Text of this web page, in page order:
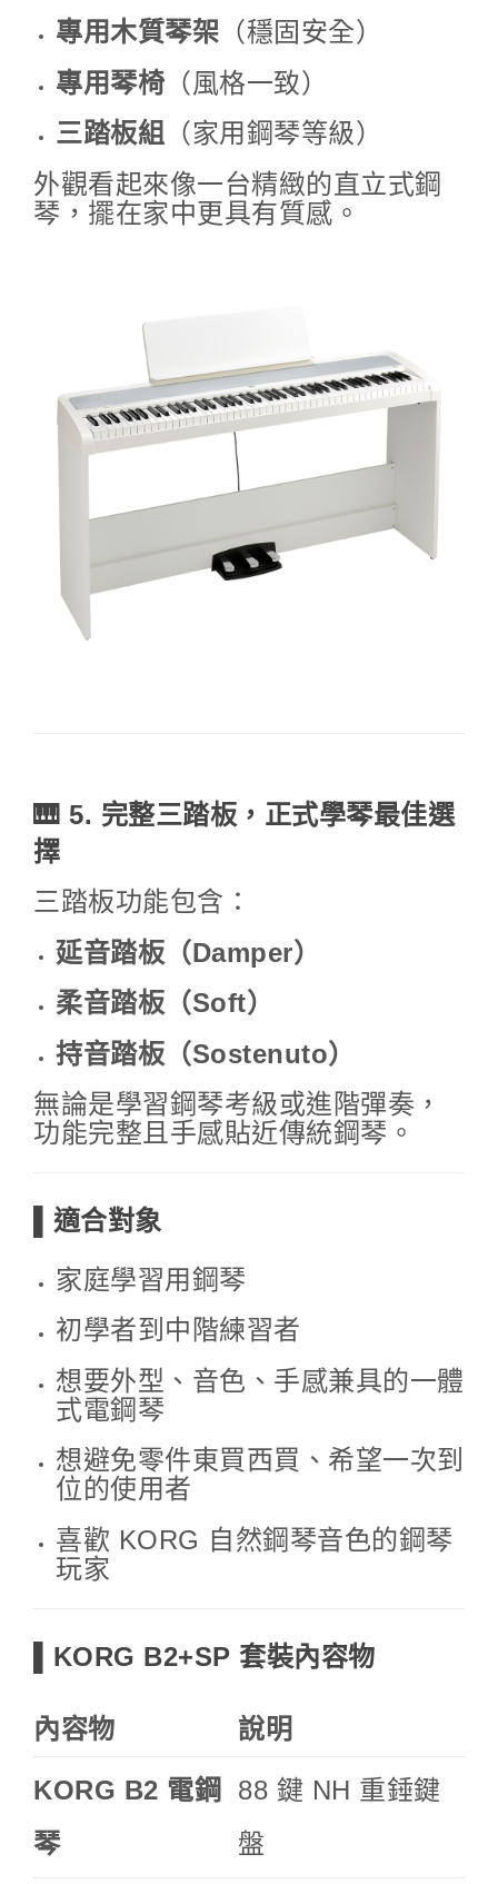
專用木質琴架 （穩固安全）
專用琴椅 （風格一致）
三踏板組 （家用鋼琴等級）
外觀看起來像一台精緻的直立式鋼
琴，擺在家中更具有質感。
🎹 5. 完整三踏板，正式學琴最佳選
擇
三踏板功能包含：
延音踏板（Damper）
柔音踏板（Soft）
持音踏板（Sostenuto）
無論是學習鋼琴考級或進階彈奏，
功能完整且手感貼近傳統鋼琴。
▌適合對象
家庭學習用鋼琴
初學者到中階練習者
想要外型、音色、手感兼具的一體
式電鋼琴
想避免零件東買西買、希望一次到
位的使用者
喜歡 KORG 自然鋼琴音色的鋼琴
玩家
▌KORG B2+SP 套裝內容物
內容物 說明
KORG B2 電鋼
琴
88 鍵 NH 重錘鍵
盤